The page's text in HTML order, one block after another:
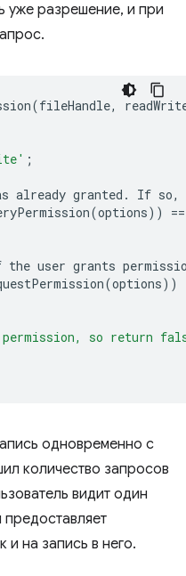
уже разрешение, и при
(fileHandle,
;
already granted . If so,
(options))
the user grants
(options))
so return
одновременно с
количество запросов
видит один
и на запись в него.